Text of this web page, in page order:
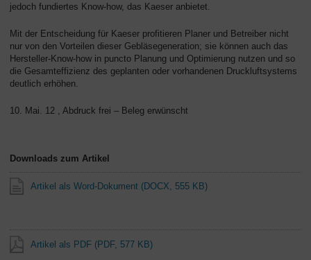
jedoch fundiertes Know-how, das Kaeser anbietet.
Mit der Entscheidung für Kaeser profitieren Planer und Betreiber nicht
nur von den Vorteilen dieser Gebläsegeneration; sie können auch das
Hersteller-Know-how in puncto Planung und Optimierung nutzen und so
die Gesamteffizienz des geplanten oder vorhandenen Druckluftsystems
deutlich erhöhen.
10. Mai. 12 , Abdruck frei – Beleg erwünscht
Downloads zum Artikel
Artikel als Word-Dokument (DOCX, 555 KB)
Artikel als PDF (PDF, 577 KB)